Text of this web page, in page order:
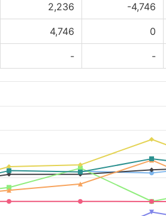
2,236 -4,746
4,746 0
- -